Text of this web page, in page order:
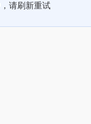
请刷新重试